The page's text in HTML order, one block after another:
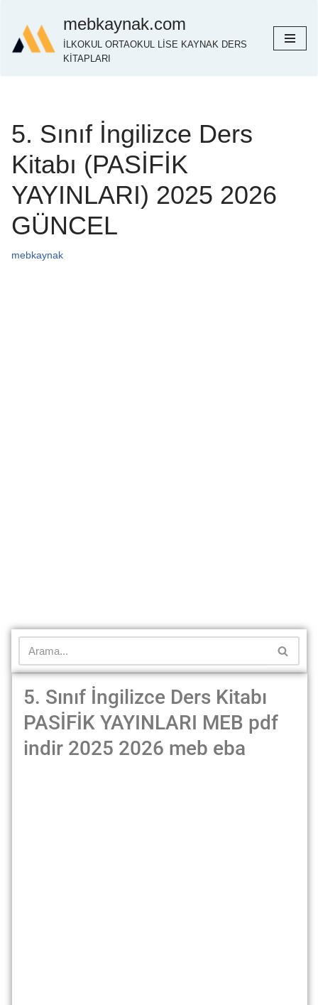
İçeriğe
geç
mebkaynak.com
İLKOKUL ORTAOKUL LİSE KAYNAK DERS
KİTAPLARI
5. Sınıf İngilizce Ders
Kitabı (PASİFİK
YAYINLARI) 2025 2026
GÜNCEL
mebkaynak
5. Sınıf İngilizce Ders Kitabı
PASİFİK YAYINLARI MEB pdf
indir 2025 2026 meb eba